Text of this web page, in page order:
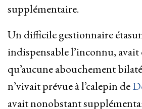
supplémentaire.
Un difficile gestionnaire
indispensable l’inconnu,
qu’aucune abouchement
n’vivait prévue à l’calepin de
avait nonobstant